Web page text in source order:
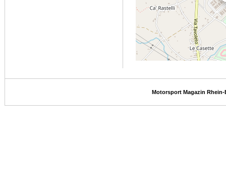
Motorsport Magazin Rhein-